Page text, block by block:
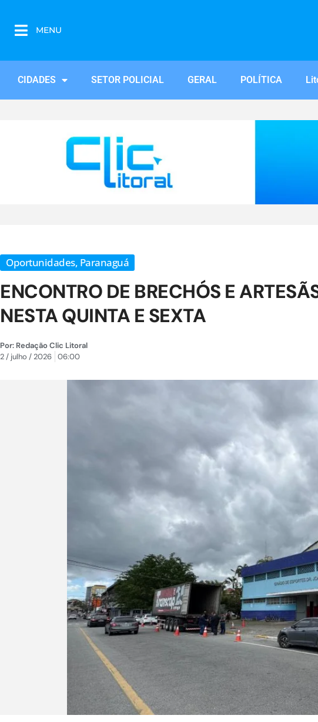
MENU
CIDADES SETOR POLICIAL GERAL POLÍTICA
Oportunidades, Paranaguá
ENCONTRO DE BRECHÓS E
NESTA QUINTA E SEXTA
Por: Redação Clic Litoral
2 / julho / 2026 06:00